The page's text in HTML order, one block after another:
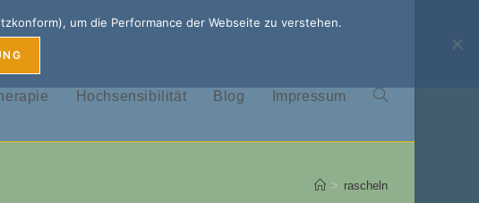
Hochsensibilität Blog Impressum Website-
Suche
umschalten
> rascheln
um die Performance der Webseite zu verstehen.